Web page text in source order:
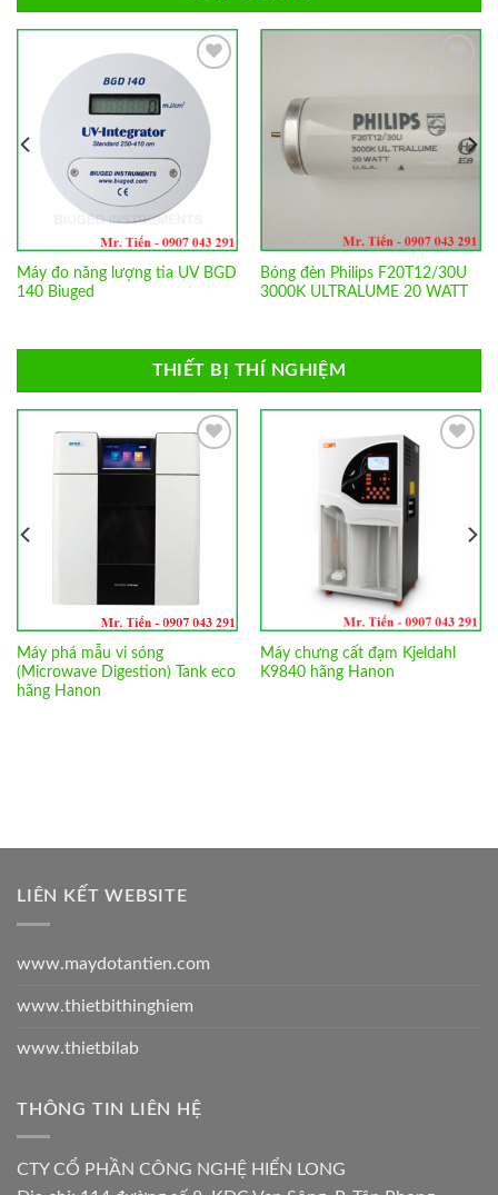
Add to
Wishlist
lượng tia UV BGD
Bóng đèn Philips F20T12/30U
3000K ULTRALUME 20 WATT
Máy so
200 hãng
THIẾT BỊ THÍ NGHIỆM
Add to
mẫu vi sóng
Digestion) Tank eco
Add to
Wishlist
Máy chưng cất đạm Kjeldahl
K9840 hãng Hanon
Máy
LIÊN KẾT WEBSITE
www.maydotantien.com
www.thietbithinghiem
www.thietbilab
THÔNG TIN LIÊN HỆ
CTY CỔ PHẦN CÔNG NGHỆ HIỂN LONG